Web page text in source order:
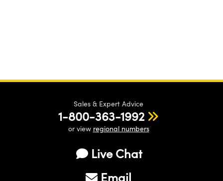
Sales & Expert Advice
1-800-363-1992
or view regional numbers
Live Chat
Email